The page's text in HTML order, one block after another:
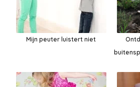
Mijn peuter luistert niet